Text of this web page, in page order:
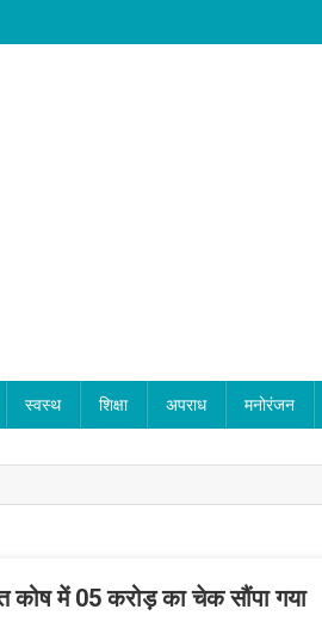
स्वस्थ शिक्षा अपराध मनोरंजन
में 05 करोड़ का चेक सौंपा गया